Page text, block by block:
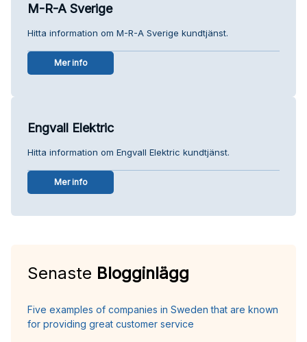
M-R-A Sverige
Hitta information om M-R-A Sverige kundtjänst.
Mer info
Engvall Elektric
Hitta information om Engvall Elektric kundtjänst.
Mer info
Senaste Blogginlägg
Five examples of companies in Sweden that are known
for providing great customer service